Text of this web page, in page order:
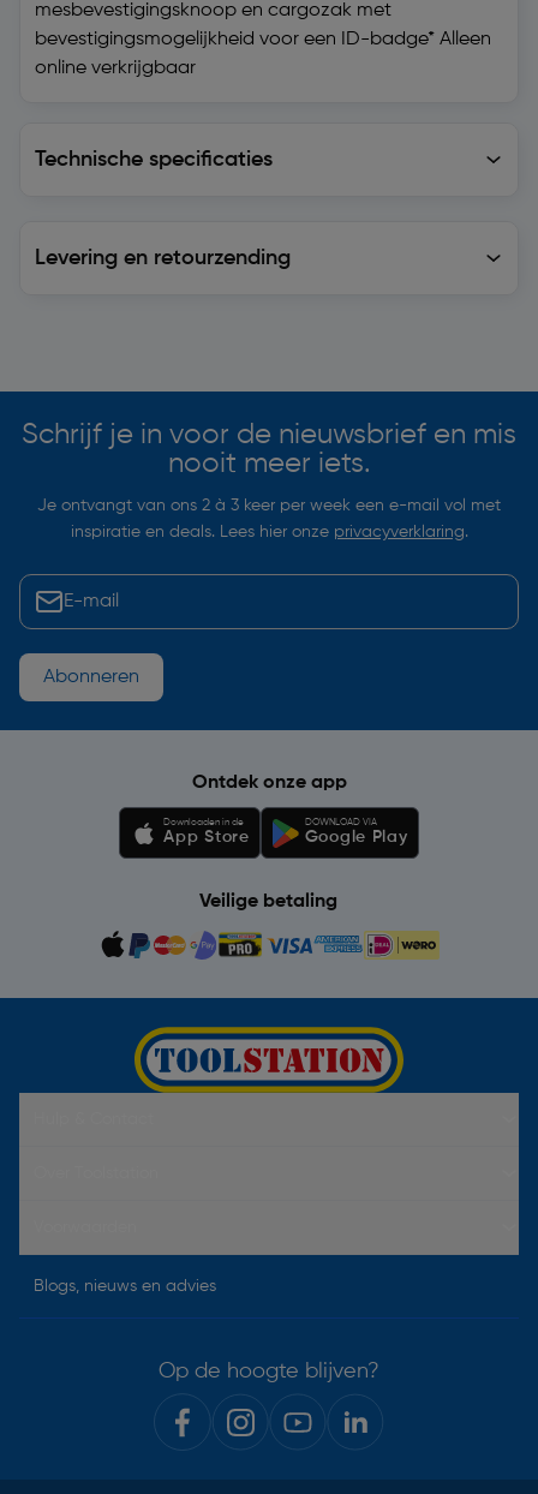
mesbevestigingsknoop en cargozak met
bevestigingsmogelijkheid voor een ID-badge* Alleen
online verkrijgbaar
Technische specificaties
Levering en retourzending
Schrijf je in voor de nieuwsbrief en mis
nooit meer iets.
Je ontvangt van ons 2 à 3 keer per week een e-mail vol met
inspiratie en deals. Lees hier onze privacyverklaring.
Abonneren
Ontdek onze app
Downloaden in de
App Store
DOWNLOAD VIA
Google Play
Veilige betaling
Blogs, nieuws en advies
Op de hoogte blijven?